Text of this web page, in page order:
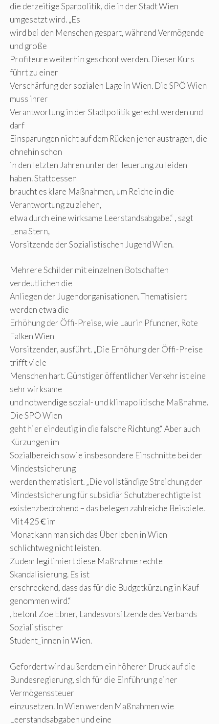
die derzeitige Sparpolitik, die in der Stadt Wien
umgesetzt wird. „Es
wird bei den Menschen gespart, während Vermögende
und große
Profiteure weiterhin geschont werden. Dieser Kurs
führt zu einer
Verschärfung der sozialen Lage in Wien. Die SPÖ Wien
muss ihrer
Verantwortung in der Stadtpolitik gerecht werden und
darf
Einsparungen nicht auf dem Rücken jener austragen, die
ohnehin schon
in den letzten Jahren unter der Teuerung zu leiden
haben. Stattdessen
braucht es klare Maßnahmen, um Reiche in die
Verantwortung zu ziehen,
etwa durch eine wirksame Leerstandsabgabe.“ , sagt
Lena Stern,
Vorsitzende der Sozialistischen Jugend Wien.
Mehrere Schilder mit einzelnen Botschaften
verdeutlichen die
Anliegen der Jugendorganisationen. Thematisiert
werden etwa die
Erhöhung der Öffi-Preise, wie Laurin Pfundner, Rote
Falken Wien
Vorsitzender, ausführt. „Die Erhöhung der Öffi-Preise
trifft viele
Menschen hart. Günstiger öffentlicher Verkehr ist eine
sehr wirksame
und notwendige sozial- und klimapolitische Maßnahme.
Die SPÖ Wien
geht hier eindeutig in die falsche Richtung.“ Aber auch
Kürzungen im
Sozialbereich sowie insbesondere Einschnitte bei der
Mindestsicherung
werden thematisiert. „Die vollständige Streichung der
Mindestsicherung für subsidiär Schutzberechtigte ist
existenzbedrohend – das belegen zahlreiche Beispiele.
Mit 425 Ꞓ im
Monat kann man sich das Überleben in Wien
schlichtweg nicht leisten.
Zudem legitimiert diese Maßnahme rechte
Skandalisierung. Es ist
erschreckend, dass das für die Budgetkürzung in Kauf
genommen wird.“
, betont Zoe Ebner, Landesvorsitzende des Verbands
Sozialistischer
Student_innen in Wien.
Gefordert wird außerdem ein höherer Druck auf die
Bundesregierung, sich für die Einführung einer
Vermögenssteuer
einzusetzen. In Wien werden Maßnahmen wie
Leerstandsabgaben und eine